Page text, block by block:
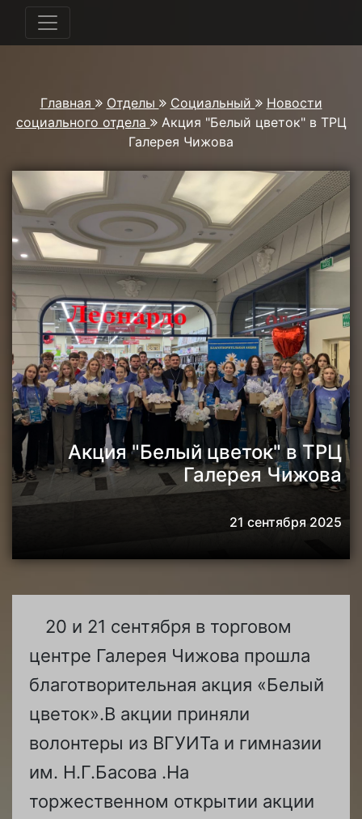
Главная Отделы Социальный
Новости
социального отдела
Акция "Белый цветок" в ТРЦ
Галерея Чижова
Акция "Белый цветок" в ТРЦ
Галерея Чижова
21 сентября 2025
20 и 21 сентября в торговом
центре Галерея Чижова прошла
благотворительная акция «Белый
цветок».В акции приняли
волонтеры из ВГУИТа и гимназии
им. Н.Г.Басова .На
торжественном открытии акции